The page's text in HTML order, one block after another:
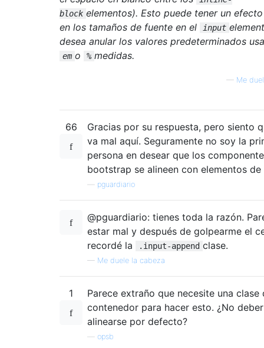
block elementos). Esto puede tener un
en los tamaños de fuente en el
input
desea anular los valores predeterminados
em o % medidas.
— Me
66
Gracias por su respuesta, pero siento
va mal aquí. Seguramente no soy la
persona en desear que los
bootstrap se alineen con elementos de
pguardiario
@pguardiario: tienes toda la razón.
estar mal y después de golpearme el
recordé la
.input-append clase.
— Me duele la cabeza
1
Parece extraño que necesite una clase
contenedor para hacer esto. ¿No
alinearse por defecto?
opsb